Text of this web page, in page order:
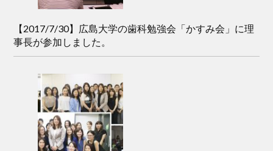
【2017/7/30】広島大学の歯科勉強会「かすみ会」に理
事長が参加しました。